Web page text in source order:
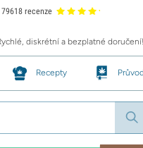
recenze
diskrétní a bezplatné doručení!
Recepty